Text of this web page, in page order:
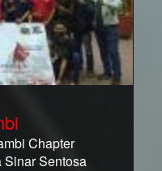
Chapter
Sinar Sentosa